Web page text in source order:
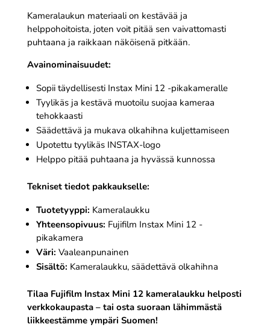
Kameralaukun materiaali on kestävää ja
helppohoitoista, joten voit pitää sen vaivattomasti
puhtaana ja raikkaan näköisenä pitkään.
Avainominaisuudet:
Sopii täydellisesti Instax Mini 12 -pikakameralle
Tyylikäs ja kestävä muotoilu suojaa kameraa
tehokkaasti
Säädettävä ja mukava olkahihna kuljettamiseen
Upotettu tyylikäs INSTAX-logo
Helppo pitää puhtaana ja hyvässä kunnossa
Tekniset tiedot pakkaukselle:
Tuotetyyppi: Kameralaukku
Yhteensopivuus: Fujifilm Instax Mini 12 -
pikakamera
Väri: Vaaleanpunainen
Sisältö: Kameralaukku, säädettävä olkahihna
Tilaa Fujifilm Instax Mini 12 kameralaukku helposti
verkkokaupasta – tai osta suoraan lähimmästä
liikkeestämme ympäri Suomen!